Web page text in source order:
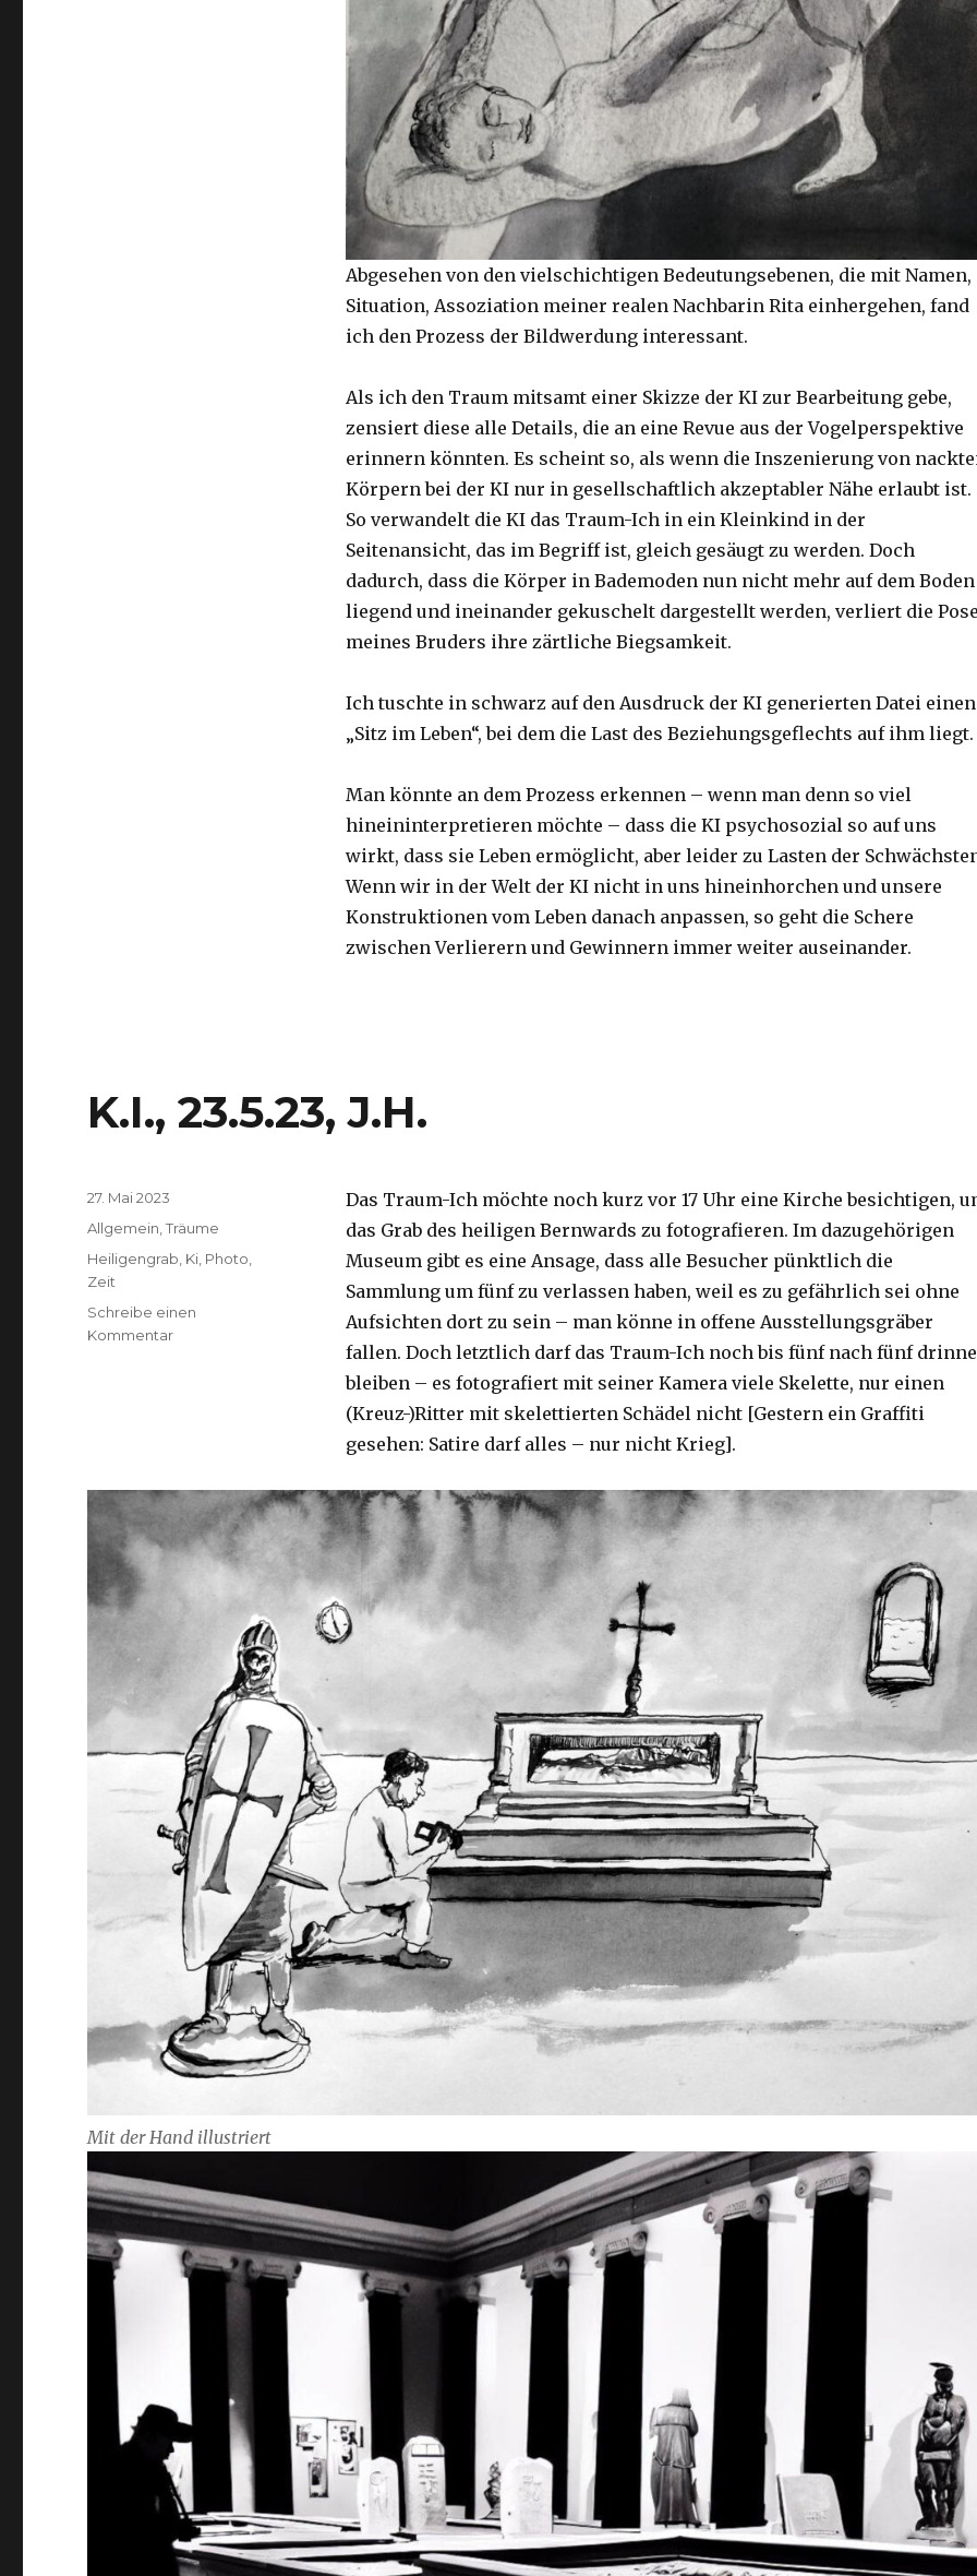
Abgesehen von den vielschichtigen Bedeutungsebenen, die mit Namen,
Situation, Assoziation meiner realen Nachbarin Rita einhergehen, fand
ich den Prozess der Bildwerdung interessant.
Als ich den Traum mitsamt einer Skizze der KI zur Bearbeitung gebe,
zensiert diese alle Details, die an eine Revue aus der Vogelperspektive
erinnern könnten. Es scheint so, als wenn die Inszenierung von
Körpern bei der KI nur in gesellschaftlich akzeptabler Nähe erlaubt ist.
So verwandelt die KI das Traum-Ich in ein Kleinkind in der
Seitenansicht, das im Begriff ist, gleich gesäugt zu werden. Doch
dadurch, dass die Körper in Bademoden nun nicht mehr auf dem Boden
liegend und ineinander gekuschelt dargestellt werden, verliert die
meines Bruders ihre zärtliche Biegsamkeit.
Ich tuschte in schwarz auf den Ausdruck der KI generierten Datei einen
„Sitz im Leben“, bei dem die Last des Beziehungsgeflechts auf ihm liegt.
Man könnte an dem Prozess erkennen – wenn man denn so viel
hineininterpretieren möchte – dass die KI psychosozial so auf uns
wirkt, dass sie Leben ermöglicht, aber leider zu Lasten der
Wenn wir in der Welt der KI nicht in uns hineinhorchen und unsere
Konstruktionen vom Leben danach anpassen, so geht die Schere
zwischen Verlierern und Gewinnern immer weiter auseinander.
K.I., 23.5.23, J.H.
Das Traum-Ich möchte noch kurz vor 17 Uhr eine Kirche besichtigen,
das Grab des heiligen Bernwards zu fotografieren. Im dazugehörigen
Museum gibt es eine Ansage, dass alle Besucher pünktlich die
Sammlung um fünf zu verlassen haben, weil es zu gefährlich sei ohne
Aufsichten dort zu sein – man könne in offene Ausstellungsgräber
fallen. Doch letztlich darf das Traum-Ich noch bis fünf nach fünf
bleiben – es fotografiert mit seiner Kamera viele Skelette, nur einen
(Kreuz-)Ritter mit skelettierten Schädel nicht [Gestern ein Graffiti
gesehen: Satire darf alles – nur nicht Krieg].
Mit der Hand illustriert
Veröffentlicht
am
27. Mai 2023
Kategorien
Allgemein ,Träume
Schlagwörter
Heiligengrab Ki Photo
Zeit
Schreibe einen
Kommentarzu